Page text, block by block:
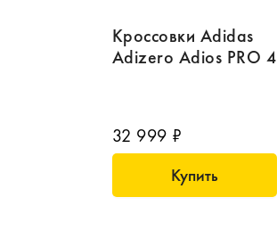
Кроссовки Adidas
Adizero Adios PRO 4
32 999 ₽
Купить